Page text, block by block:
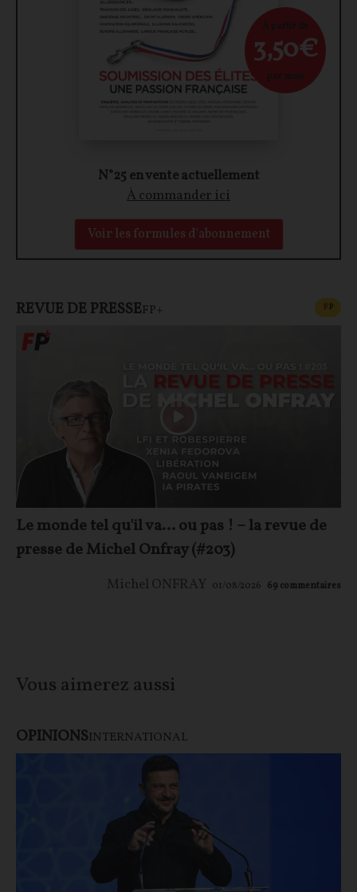
N°25 en vente actuellement
À commander ici
Voir les formules d'abonnement
À partir de
3,50€
par mois
REVUE DE PRESSEFP+ FP
Le monde tel qu'il va… ou pas ! – la revue de
presse de Michel Onfray (#203)
Michel ONFRAY 01/08/2026 69 commentaires
Vous aimerez aussi
OPINIONSINTERNATIONAL